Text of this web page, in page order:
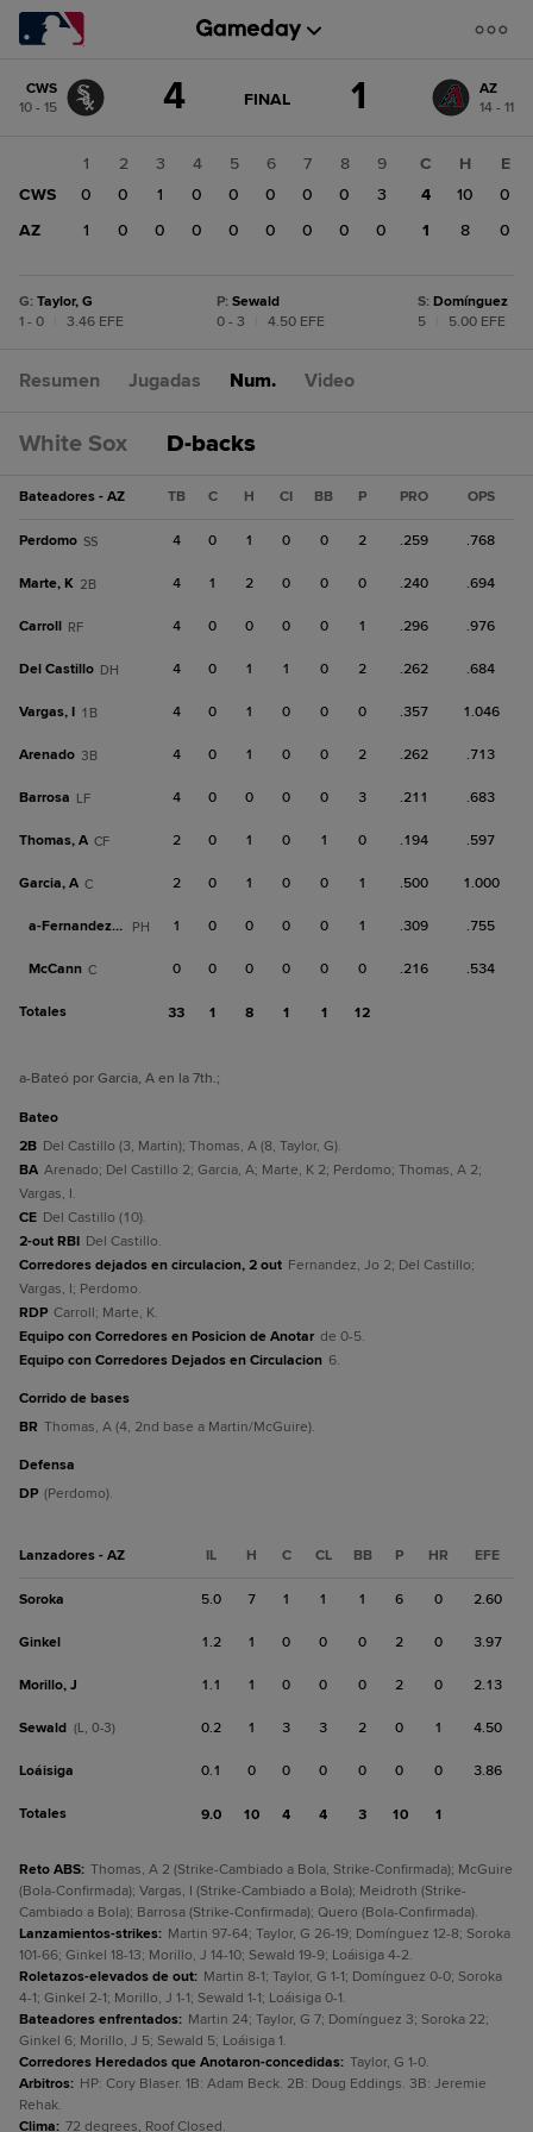
puntuación:
CWS
10 - 15
4 JUEGO
ACTUALIZADO:
FINAL 1
AZ
14 - 11
1 2 3 4 5 6 7 8
9
CWS
0 0 1 0 0 0 0 0
3
AZ
1 0 0 0 0 0 0 0 0
C H
E
4
10
0
1
8 0
G: Taylor, G
1 - 0
3.46 EFE
P: Sewald
0 - 3
4.50 EFE
S: Domínguez
5
5.00 EFE
Resumen Jugadas Num. Video
White Sox D-backs
Bateadores - AZ TB C H CI BB P PRO OPS
Perdomo SS 4 0 1 0 0 2 .259 .768
Marte, K 2B 4 1 2 0 0 0 .240 .694
Carroll RF 4 0 0 0 0 1 .296 .976
Del Castillo DH 4 0 1 1 0 2 .262 .684
Vargas, I 1B 4 0 1 0 0 0 .357 1.046
Arenado 3B 4 0 1 0 0 2 .262 .713
Barrosa LF 4 0 0 0 0 3 .211 .683
Thomas, A CF 2 0 1 0 1 0 .194 .597
Garcia, A C 2 0 1 0 0 1 .500 1.000
a-Fernandez, Jo PH 1 0 0 0 0 1 .309 .755
McCann C 0 0 0 0 0 0 .216 .534
Totales 33 1 8 1 1 12
a-Bateó por Garcia, A en la 7th.;
bateo
2B Del Castillo (3, Martin); Thomas, A (8, Taylor, G).
BA Arenado; Del Castillo 2; Garcia, A; Marte, K 2; Perdomo; Thomas, A 2;
Vargas, I.
CE Del Castillo (10).
2-out RBI Del Castillo.
Corredores dejados en circulacion, 2 out Fernandez, Jo 2; Del Castillo;
Vargas, I; Perdomo.
RDP Carroll; Marte, K.
Equipo con Corredores en Posicion de Anotar de 0-5.
Equipo con Corredores Dejados en Circulacion 6.
corrido de bases
BR Thomas, A (4, 2nd base a Martin/McGuire).
defensa
DP (Perdomo).
Lanzadores - AZ IL H C CL BB P HR EFE
Soroka 5.0 7 1 1 1 6 0 2.60
Ginkel 1.2 1 0 0 0 2 0 3.97
Morillo, J 1.1 1 0 0 0 2 0 2.13
Sewald (L, 0-3) 0.2 1 3 3 2 0 1 4.50
Loáisiga 0.1 0 0 0 0 0 0 3.86
Totales 9.0 10 4 4 3 10 1
Reto ABS: Thomas, A 2 (Strike-Cambiado a Bola, Strike-Confirmada); McGuire
(Bola-Confirmada); Vargas, I (Strike-Cambiado a Bola); Meidroth (Strike-
Cambiado a Bola); Barrosa (Strike-Confirmada); Quero (Bola-Confirmada).
Lanzamientos-strikes: Martin 97-64; Taylor, G 26-19; Domínguez 12-8; Soroka
101-66; Ginkel 18-13; Morillo, J 14-10; Sewald 19-9; Loáisiga 4-2.
Roletazos-elevados de out: Martin 8-1; Taylor, G 1-1; Domínguez 0-0; Soroka
4-1; Ginkel 2-1; Morillo, J 1-1; Sewald 1-1; Loáisiga 0-1.
Bateadores enfrentados: Martin 24; Taylor, G 7; Domínguez 3; Soroka 22;
Ginkel 6; Morillo, J 5; Sewald 5; Loáisiga 1.
Corredores Heredados que Anotaron-concedidas: Taylor, G 1-0.
Arbitros: HP: Cory Blaser. 1B: Adam Beck. 2B: Doug Eddings. 3B: Jeremie
Rehak.
Clima: 72 degrees, Roof Closed.